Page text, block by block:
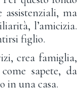
ma
l’amicizia.
figlio.
crea famiglia,
sapete, da
in una casa.